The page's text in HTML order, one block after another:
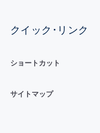
クイック･リンク
ショートカット
サイトマップ